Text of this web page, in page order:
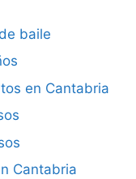
baile
en Cantabria
Cantabria